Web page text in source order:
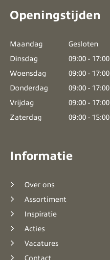
Openingstijden
Maandag
Gesloten
Dinsdag
09:00 - 17:00
Woensdag
09:00 - 17:00
Donderdag
09:00 - 17:00
Vrijdag
09:00 - 17:00
Zaterdag
09:00 - 15:00
Informatie
Over ons
Assortiment
Inspiratie
Acties
Vacatures
Contact